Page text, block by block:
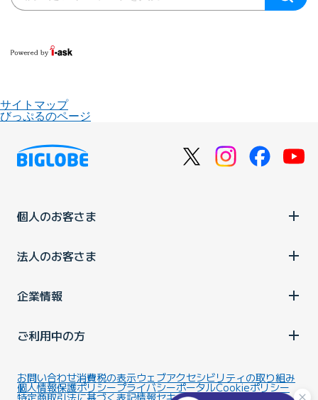
サイトマップ
びっぷるのページ
個人のお客さま
法人のお客さま
企業情報
ご利用中の方
お問い合わせ消費税の表示ウェブアクセシビリティの取り組み
個人情報保護ポリシープライバシーポータルCookieポリシー
特定商取引法に基づく表記情報セキュリティ基本方針